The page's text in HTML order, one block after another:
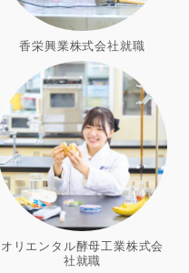
香栄興業株式会社就職
オリエンタル酵母工業株式会
社就職